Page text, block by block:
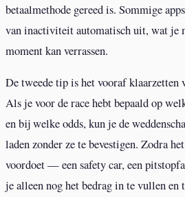
betaalmethode gereed is. Sommige
van inactiviteit automatisch uit, wat je
moment kan verrassen.
De tweede tip is het vooraf klaarzetten
Als je voor de race hebt bepaald op
en bij welke odds, kun je de
laden zonder ze te bevestigen. Zodra
voordoet — een safety car, een
je alleen nog het bedrag in te vullen en